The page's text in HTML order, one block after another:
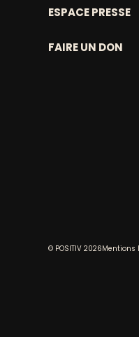
ESPACE PRESSE
FAIRE UN DON
© POSITIV 2026 Mentions